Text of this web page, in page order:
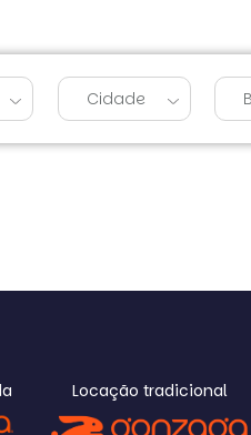
Cidade
Locação tradicional